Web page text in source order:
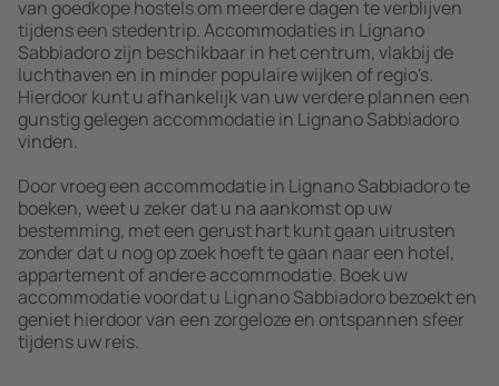
van goedkope hostels om meerdere dagen te verblijven
tijdens een stedentrip. Accommodaties in Lignano
Sabbiadoro zijn beschikbaar in het centrum, vlakbij de
luchthaven en in minder populaire wijken of regio's.
Hierdoor kunt u afhankelijk van uw verdere plannen een
gunstig gelegen accommodatie in Lignano Sabbiadoro
vinden.
Door vroeg een accommodatie in Lignano Sabbiadoro te
boeken, weet u zeker dat u na aankomst op uw
bestemming, met een gerust hart kunt gaan uitrusten
zonder dat u nog op zoek hoeft te gaan naar een hotel,
appartement of andere accommodatie. Boek uw
accommodatie voordat u Lignano Sabbiadoro bezoekt en
geniet hierdoor van een zorgeloze en ontspannen sfeer
tijdens uw reis.